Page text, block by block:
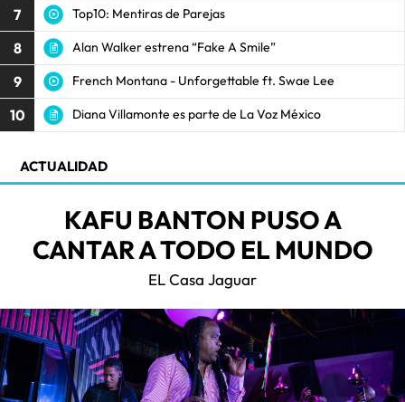
7 Top10: Mentiras de Parejas
8 Alan Walker estrena “Fake A Smile”
9 French Montana - Unforgettable ft. Swae Lee
10 Diana Villamonte es parte de La Voz México
ACTUALIDAD
KAFU BANTON PUSO A
CANTAR A TODO EL MUNDO
EL Casa Jaguar